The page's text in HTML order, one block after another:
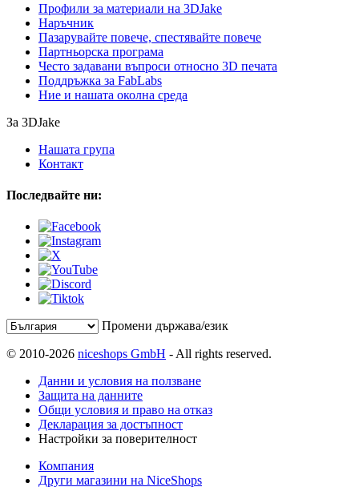
Профили за материали на 3DJake
Наръчник
Пазарувайте повече, спестявайте повече
Партньорска програма
Често задавани въпроси относно 3D печата
Поддръжка за FabLabs
Ние и нашата околна среда
За 3DJake
Нашата група
Контакт
Последвайте ни:
Промени държава/език
© 2010-2026 niceshops GmbH - All rights reserved.
Данни и условия на ползване
Защита на данните
Общи условия и право на отказ
Декларация за достъпност
Настройки за поверителност
Компания
Други магазини на NiceShops